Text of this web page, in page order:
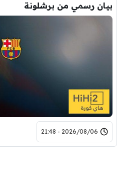
بيان رسمي من برشلونة
2026/08/06 - 21:48